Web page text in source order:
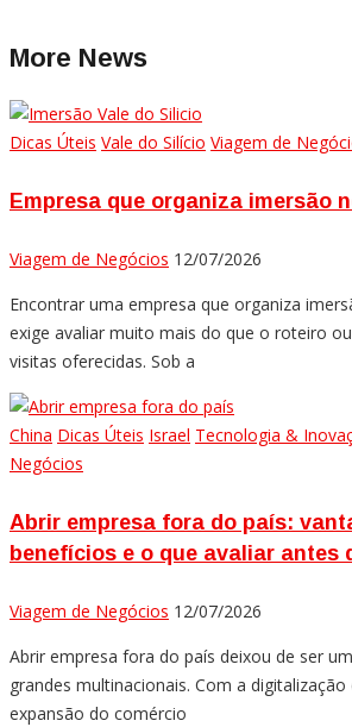
More News
Dicas Úteis Vale do Silício Viagem de
Empresa que organiza imersão
Viagem de Negócios 12/07/2026
Encontrar uma empresa que organiza
exige avaliar muito mais do que o roteiro
visitas oferecidas. Sob a
China Dicas Úteis Israel Tecnologia &
Negócios
Abrir empresa fora do país:
benefícios e o que avaliar antes
Viagem de Negócios 12/07/2026
Abrir empresa fora do país deixou de ser
grandes multinacionais. Com a
expansão do comércio